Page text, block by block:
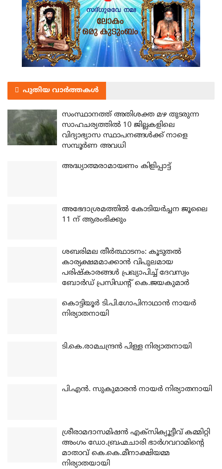
പുതിയ വാർത്തകൾ
സംസ്ഥാനത്ത് അതിശക്ത മഴ തുടരുന്ന
സാഹചര്യത്തിൽ 10 ജില്ലകളിലെ
വിദ്യാഭ്യാസ സ്ഥാപനങ്ങൾക്ക് നാളെ
സമ്പൂർണ അവധി
അദ്ധ്യാത്മരാമായണം കിളിപ്പാട്ട്
അഭേദാശ്രമത്തില്‍ കോടിയര്‍ച്ചന ജൂലൈ
11 ന് ആരംഭിക്കും
ശബരിമല തീര്‍ത്ഥാടനം: കൂടുതല്‍
കാര്യക്ഷമമാക്കാന്‍ വിപുലമായ
പരിഷ്‌കാരങ്ങള്‍ പ്രഖ്യാപിച്ച് ദേവസ്വം
ബോര്‍ഡ് പ്രസിഡന്റ് കെ.ജയകുമാര്‍
കൊട്ടിയൂര്‍ ടി.പി.ഗോപിനാഥാന്‍ നായര്‍
നിര്യാതനായി
ടി.കെ.രാമചന്ദ്രന്‍ പിള്ള നിര്യാതനായി
പി.എന്‍. സുകുമാരന്‍ നായര്‍ നിര്യാതനായി
ശ്രീരാമദാസമിഷന്‍ എക്‌സിക്യൂട്ടീവ് കമ്മിറ്റി
അംഗം ഡോ.ബ്രഹ്മചാരി ഭാര്‍ഗവറാമിന്റെ
മാതാവ് കെ.കെ.മീനാക്ഷിയമ്മ
നിര്യാതയായി